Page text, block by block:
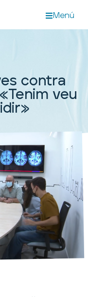
Menú
contra
veu